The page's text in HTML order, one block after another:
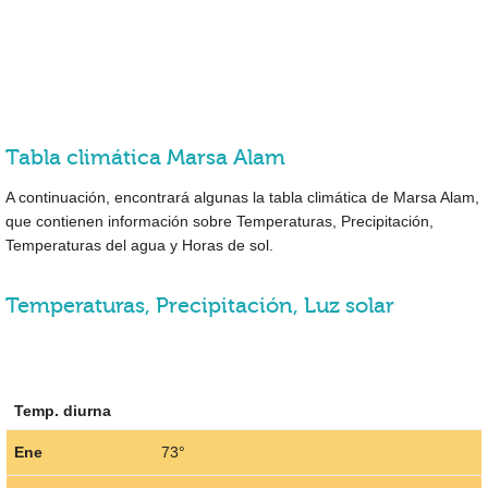
Tabla climática Marsa Alam
A continuación, encontrará algunas la tabla climática de Marsa Alam,
que contienen información sobre Temperaturas, Precipitación,
Temperaturas del agua y Horas de sol.
Temperaturas, Precipitación, Luz solar
Temp. diurna
Ene 73°